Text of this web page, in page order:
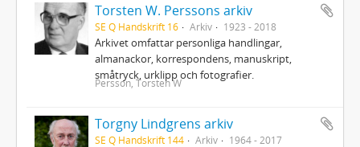
Torsten W. Perssons arkiv
SE Q Handskrift 16 Arkiv 1923 - 2018
Arkivet omfattar personliga handlingar,
almanackor, korrespondens, manuskript,
småtryck, urklipp och fotografier.
Persson, Torsten W
Torgny Lindgrens arkiv
SE Q Handskrift 144 Arkiv 1964 - 2017